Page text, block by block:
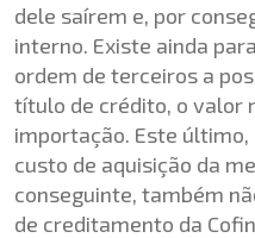
dele saírem e, por
interno. Existe ainda
ordem de terceiros a
título de crédito, o valor
importação. Este
custo de aquisição da
conseguinte, também
de creditamento da